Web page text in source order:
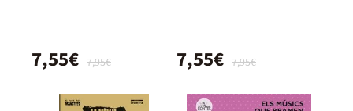
7,95€
7,55€ 7,95€
7,55€